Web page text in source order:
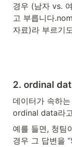
경우 (남자 vs.
고 부릅니다
자료)라 부르기
2. ordinal
데이터가 속하
ordinal data라
예를 들면, 청팀
경우 그 답변을